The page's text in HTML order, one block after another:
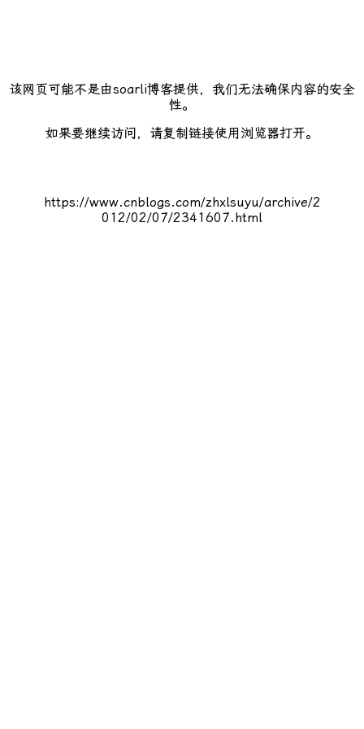
该网页可能不是由soarli博客提供，我们无法确保内容的安全
性。
如果要继续访问，请复制链接使用浏览器打开。
https://www.cnblogs.com/zhxlsuyu/archive/2
012/02/07/2341607.html